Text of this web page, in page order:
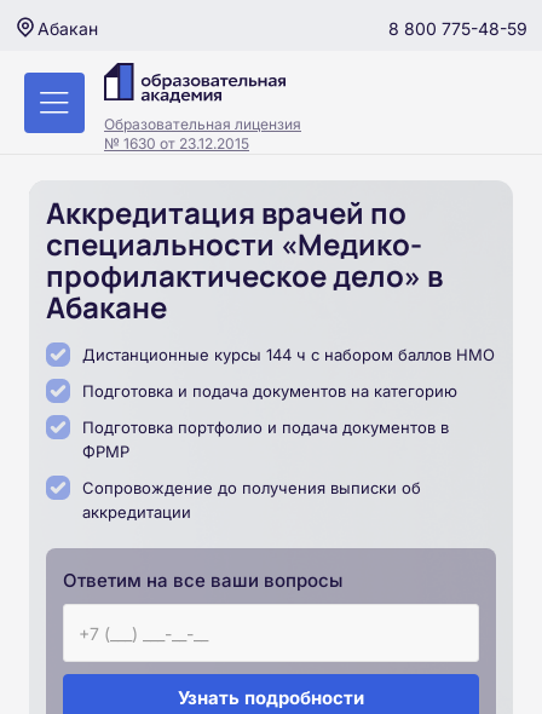
Абакан 8 800 775-48-59
Образовательная лицензия
№ 1630 от 23.12.2015
Аккредитация врачей по
специальности «Медико-
профилактическое дело» в
Абакане
Дистанционные курсы 144 ч с набором баллов НМО
Подготовка и подача документов на категорию
Подготовка портфолио и подача документов в
ФРМР
Сопровождение до получения выписки об
аккредитации
Ответим на все ваши вопросы
Узнать подробности